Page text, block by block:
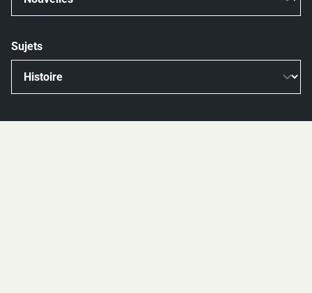
Sujets